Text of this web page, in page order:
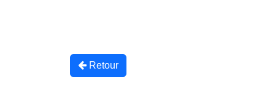
Retour